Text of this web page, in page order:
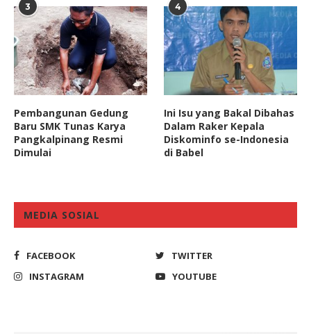
3
Pembangunan Gedung
Baru SMK Tunas Karya
Pangkalpinang Resmi
Dimulai
4
Ini Isu yang Bakal Dibahas
Dalam Raker Kepala
Diskominfo se-Indonesia
di Babel
MEDIA SOSIAL
FACEBOOK
TWITTER
INSTAGRAM
YOUTUBE